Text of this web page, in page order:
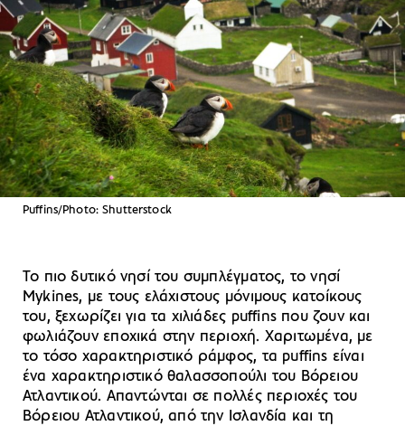
Puffins/Photo: Shutterstock
Το πιο δυτικό νησί του συμπλέγματος, το νησί
Mykines, με τους ελάχιστους μόνιμους κατοίκους
του, ξεχωρίζει για τα χιλιάδες puffins που ζουν και
φωλιάζουν εποχικά στην περιοχή. Χαριτωμένα, με
το τόσο χαρακτηριστικό ράμφος, τα puffins είναι
ένα χαρακτηριστικό θαλασσοπούλι του Βόρειου
Ατλαντικού. Απαντώνται σε πολλές περιοχές του
Βόρειου Ατλαντικού, από την Ισλανδία και τη